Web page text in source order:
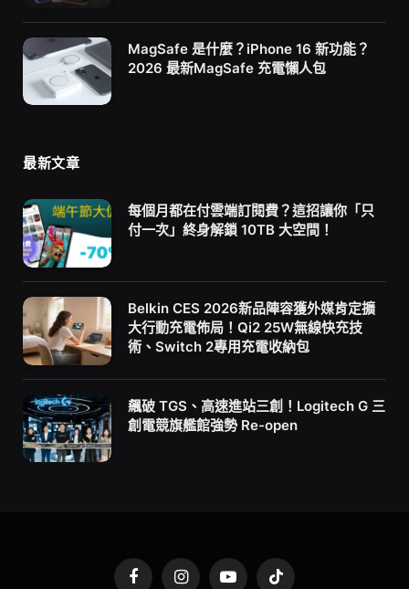
MagSafe 是什麼？iPhone 16 新功能？
2026 最新MagSafe 充電懶人包
最新文章
每個月都在付雲端訂閱費？這招讓你「只
付一次」終身解鎖 10TB 大空間！
Belkin CES 2026新品陣容獲外媒肯定擴
大行動充電佈局！Qi2 25W無線快充技
術、Switch 2專用充電收納包
飆破 TGS、高速進站三創！Logitech G 三
創電競旗艦館強勢 Re-open
FacebookInstagramYouTubeTikTok